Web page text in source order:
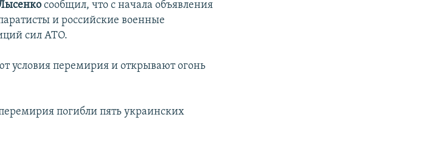
сообщил, что с начала объявления
и российские военные
сил АТО.
условия перемирия и открывают огонь
погибли пять украинских